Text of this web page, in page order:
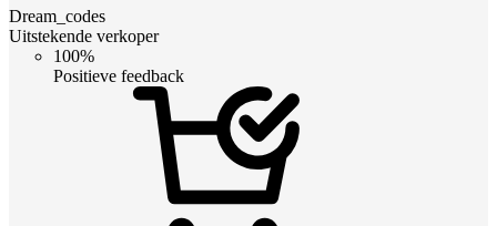
Dream_codes
Uitstekende verkoper
100%
Positieve feedback